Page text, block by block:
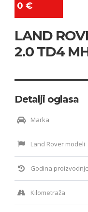
0 €
LAND
2.0 TD4
Detalji oglasa
Marka
Land Rover modeli
Godina proizvodnje
Kilometraža